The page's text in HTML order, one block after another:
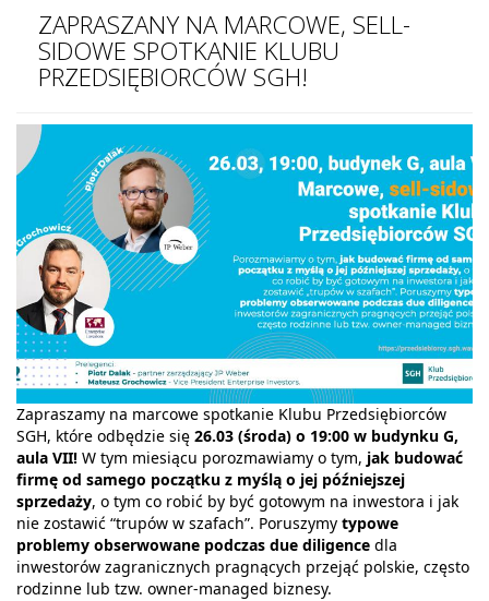
ZAPRASZANY NA MARCOWE, SELL-
SIDOWE SPOTKANIE KLUBU
PRZEDSIĘBIORCÓW SGH!
Zapraszamy na marcowe spotkanie Klubu Przedsiębiorców
SGH, które odbędzie się 26.03 (środa) o 19:00 w budynku G,
aula VII! W tym miesiącu porozmawiamy o tym, jak budować
firmę od samego początku z myślą o jej późniejszej
sprzedaży, o tym co robić by być gotowym na inwestora i jak
nie zostawić “trupów w szafach”. Poruszymy typowe
problemy obserwowane podczas due diligence dla
inwestorów zagranicznych pragnących przejąć polskie, często
rodzinne lub tzw. owner-managed biznesy.